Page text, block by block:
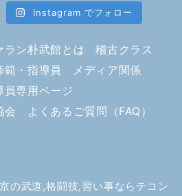
Instagram でフォロー
ラン朴武館とは
稽古クラス
範・指導員
メディア関係
員専用ページ
会
よくあるご質問（FAQ）
の武道,格闘技,習い事ならテコン